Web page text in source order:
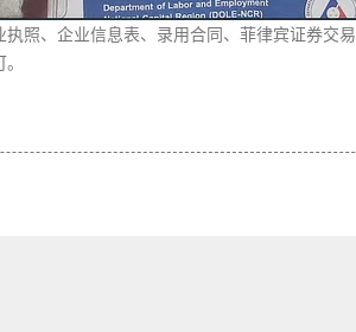
照、企业信息表、录用合同、菲律宾证券交